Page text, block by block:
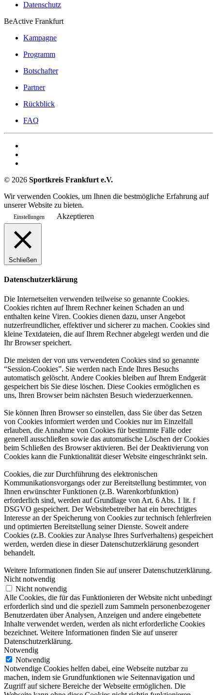
Datenschutz
BeActive Frankfurt
Kampagne
Programm
Botschafter
Partner
Rückblick
FAQ
© 2026 Sportkreis Frankfurt e.V.
Wir verwenden Cookies, um Ihnen die bestmögliche Erfahrung auf
unserer Website zu bieten.
Einstellungen Akzeptieren
Schließen
Datenschutzerklärung
Die Internetseiten verwenden teilweise so genannte Cookies.
Cookies richten auf Ihrem Rechner keinen Schaden an und
enthalten keine Viren. Cookies dienen dazu, unser Angebot
nutzerfreundlicher, effektiver und sicherer zu machen. Cookies sind
kleine Textdateien, die auf Ihrem Rechner abgelegt werden und die
Ihr Browser speichert.
Die meisten der von uns verwendeten Cookies sind so genannte
“Session-Cookies”. Sie werden nach Ende Ihres Besuchs
automatisch gelöscht. Andere Cookies bleiben auf Ihrem Endgerät
gespeichert bis Sie diese löschen. Diese Cookies ermöglichen es
uns, Ihren Browser beim nächsten Besuch wiederzuerkennen.
Sie können Ihren Browser so einstellen, dass Sie über das Setzen
von Cookies informiert werden und Cookies nur im Einzelfall
erlauben, die Annahme von Cookies für bestimmte Fälle oder
generell ausschließen sowie das automatische Löschen der Cookies
beim Schließen des Browser aktivieren. Bei der Deaktivierung von
Cookies kann die Funktionalität dieser Website eingeschränkt sein.
Cookies, die zur Durchführung des elektronischen
Kommunikationsvorgangs oder zur Bereitstellung bestimmter, von
Ihnen erwünschter Funktionen (z.B. Warenkorbfunktion)
erforderlich sind, werden auf Grundlage von Art. 6 Abs. 1 lit. f
DSGVO gespeichert. Der Websitebetreiber hat ein berechtigtes
Interesse an der Speicherung von Cookies zur technisch fehlerfreien
und optimierten Bereitstellung seiner Dienste. Soweit andere
Cookies (z.B. Cookies zur Analyse Ihres Surfverhaltens) gespeichert
werden, werden diese in dieser Datenschutzerklärung gesondert
behandelt.
Weitere Informationen finden Sie auf unserer Datenschutzerklärung.
Nicht notwendig
Nicht notwendig
Alle Cookies, die für das Funktionieren der Website nicht unbedingt
erforderlich sind und die speziell zum Sammeln personenbezogener
Benutzerdaten über Analysen, Anzeigen und andere eingebettete
Inhalte verwendet werden, werden als nicht erforderliche Cookies
bezeichnet. Weitere Informationen finden Sie auf unserer
Datenschutzerklärung.
Notwendig
Notwendig
Notwendige Cookies helfen dabei, eine Webseite nutzbar zu
machen, indem sie Grundfunktionen wie Seitennavigation und
Zugriff auf sichere Bereiche der Webseite ermöglichen. Die